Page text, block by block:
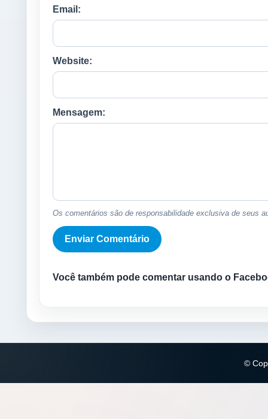
Email:
Website:
Mensagem:
Os comentários são de responsabilidade exclusiva de seus
Você também pode comentar usando o
©